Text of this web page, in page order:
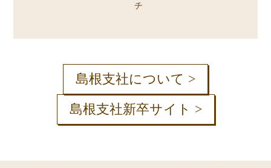
チ
島根支社について >
島根支社新卒サイト >